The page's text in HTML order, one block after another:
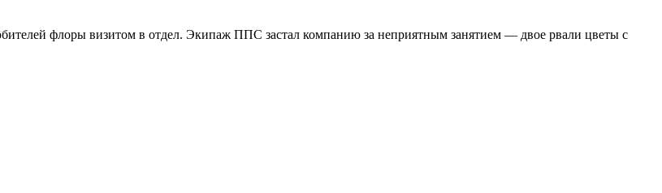
флоры визитом в отдел. Экипаж ППС застал компанию за неприятным занятием — двое рвали цветы с